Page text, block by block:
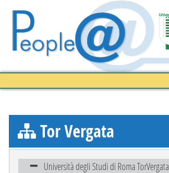
Tor Vergata
Università degli Studi di Roma TorVergata